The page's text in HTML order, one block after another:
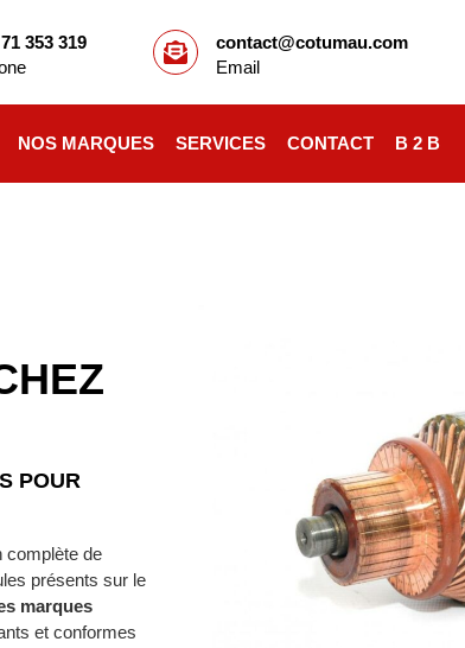
353 319
contact@cotumau.com
Email
NOS MARQUES SERVICES CONTACT B 2 B
POUR
complète de
présents sur le
marques
et conformes